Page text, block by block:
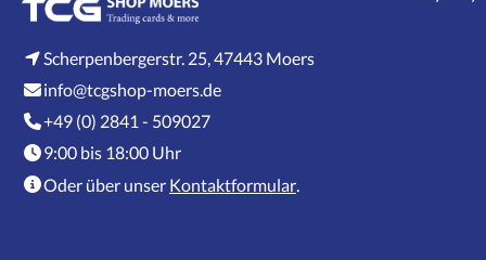
Scherpenbergerstr. 25, 47443 Moers
info@tcgshop-moers.de
+49 (0) 2841 - 509027
9:00 bis 18:00 Uhr
Oder über unser Kontaktformular.